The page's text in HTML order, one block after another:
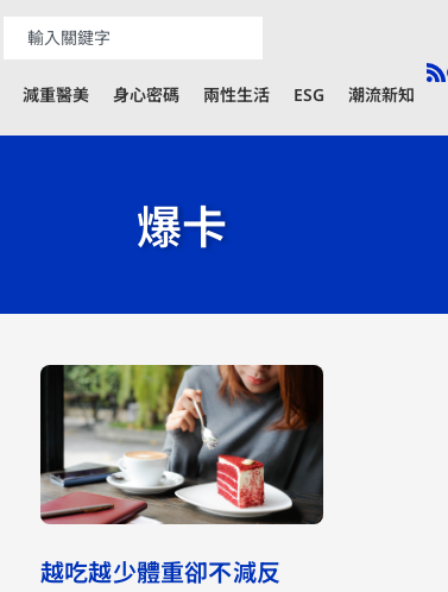
減重醫美 身心密碼 兩性生活 ESG 潮流新知
爆卡
越吃越少體重卻不減反